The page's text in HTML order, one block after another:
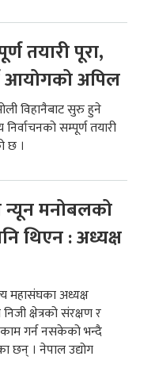
तयारी पूरा,
आयोगको अपिल
विहानैबाट सुरु हुने
सम्पूर्ण तयारी
छ ।
न्यून मनोबलको
थिएन : अध्यक्ष
महासंघका अध्यक्ष
क्षेत्रको संरक्षण र
गर्न नसकेको भन्दै
छन् । नेपाल उद्योग